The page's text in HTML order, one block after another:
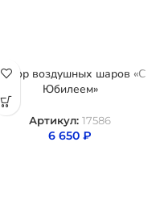
Набор воздушных шаров «С
Юбилеем»
Артикул: 17586
6 650 ₽